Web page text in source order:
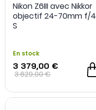
Nikon Z6III avec Nikkor
objectif 24-70mm f/4
S
En stock
3 379,00 €
3 629,00 €